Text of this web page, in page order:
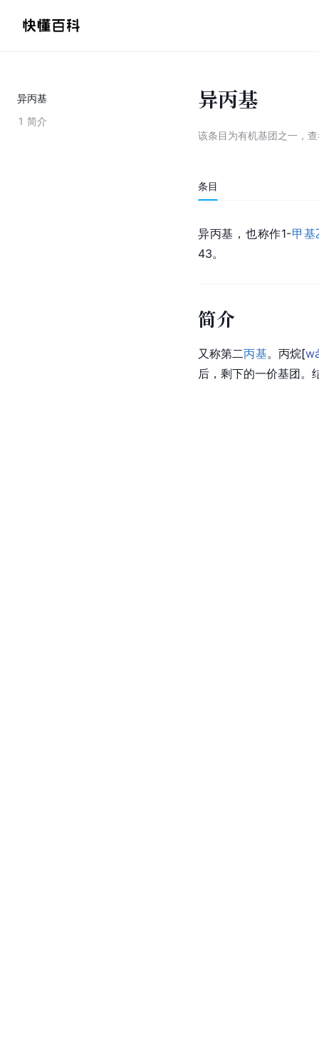
异丙基
1 简介
异丙基
该条目为有机基团之一 ，
条目
异丙基，也称作1-甲基
43。
简介
又称第二丙基。 丙烷[
后，剩下的一价基团。